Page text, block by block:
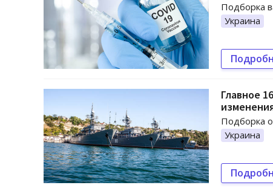
Подборка
Украина
Главное
Подборка
Украина